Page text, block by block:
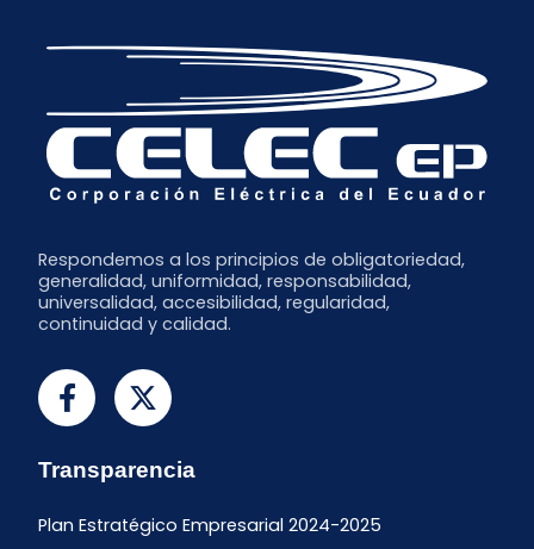
Respondemos a los principios de obligatoriedad,
generalidad, uniformidad, responsabilidad,
universalidad, accesibilidad, regularidad,
continuidad y calidad.
Transparencia
Plan Estratégico Empresarial 2024-2025